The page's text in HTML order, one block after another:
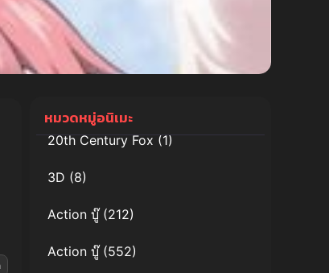
หมวดหมู่อนิเมะ
20th Century Fox(1)
3D (8)
Action บู๊(212)
Action บู๊(552)